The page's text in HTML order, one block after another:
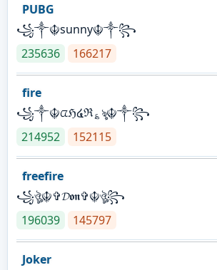
PUBG
꧁༒☬sunny☬༒꧂
235636
166217
fire
꧁༒☬ᤂℌ໔ℜ؏ৡ☬༒꧂
214952
152115
freefire
꧁ঔৣ☬✞𝓓𝖔𝖓✞☬ঔৣ꧂
196039
145797
Joker